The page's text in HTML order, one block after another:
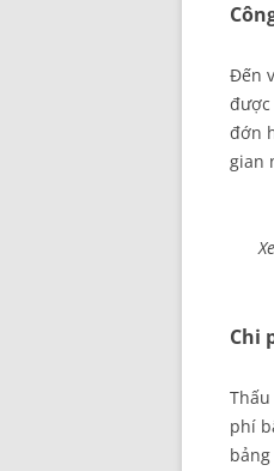
Đến
được
đớn
gian
Chi
phí